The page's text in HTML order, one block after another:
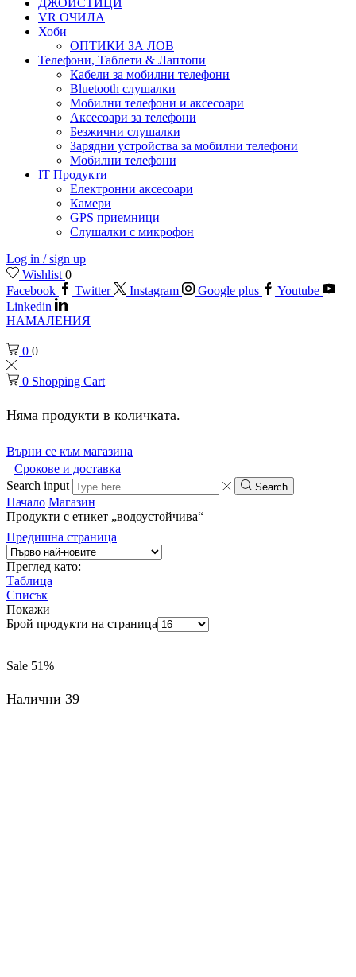
ДЖОЙСТИЦИ
VR ОЧИЛА
Хоби
ОПТИКИ ЗА ЛОВ
Телефони, Таблети & Лаптопи
Кабели за мобилни телефони
Bluetooth слушалки
Мобилни телефони и аксесоари
Аксесоари за телефони
Безжични слушалки
Зарядни устройства за мобилни телефони
Мобилни телефони
IT Продукти
Електронни аксесоари
Камери
GPS приемници
Слушалки с микрофон
Log in / sign up
Wishlist 0
Facebook
Twitter Instagram Google plus
Youtube
Linkedin
НАМАЛЕНИЯ
0 0
0 Shopping Cart
Няма продукти в количката.
Върни се към магазина
Срокове и доставка
Search input
Search
Начало Магазин
Продукти с етикет „водоустойчива“
Предишна страница
Преглед като:
Таблица
Списък
Покажи
Брой продукти на страница
Sale 51%
Налични 39